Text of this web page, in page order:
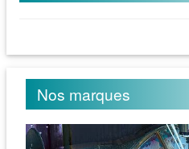
Nos marques